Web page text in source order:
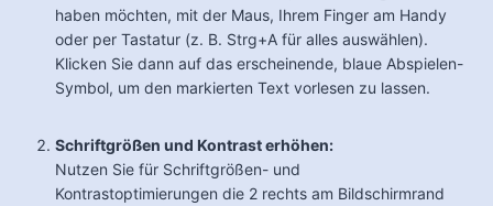
haben möchten, mit der Maus, Ihrem Finger am Handy
oder per Tastatur (z. B. Strg+A für alles auswählen).
Klicken Sie dann auf das erscheinende, blaue Abspielen-
Symbol, um den markierten Text vorlesen zu lassen.
Schriftgrößen und Kontrast erhöhen:
Nutzen Sie für Schriftgrößen- und
Kontrastoptimierungen die 2 rechts am Bildschirmrand